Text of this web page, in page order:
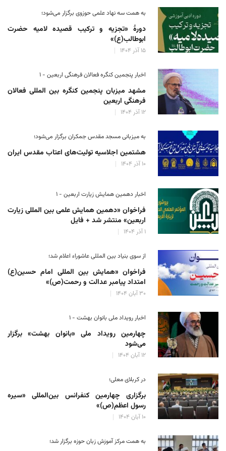
به همت سه نهاد علمی حوزوی برگزار می‌شود؛
دورهٔ «تجزیه و ترکیب قصیده لامیه حضرت
ابوطالب(ع)»
۱۵ آذر ۱۴۰۴
اخبار پنجمین کنگره فعالان فرهنگی اربعین - ۱
مشهد میزبان پنجمین کنگره بین المللی فعالان
فرهنگی اربعین
۱۲ آذر ۱۴۰۴
به میزبانی مسجد مقدس جمکران برگزار می‌شود؛
هشتمین اجلاسیه تولیت‌های اعتاب مقدس ایران
۱۰ آذر ۱۴۰۴
اخبار دهمین همایش زیارت اربعین - ۱
فراخوان «دهمین همایش علمی بین المللی زیارت
اربعین» منتشر شد + فایل
۱ آذر ۱۴۰۴
از سوی بنیاد بین المللی عاشوراء اعلام شد؛
فراخوان «همایش بین المللی امام حسین(ع)
امتداد پیامبر عدالت و رحمت(ص)»
۳۰ آبان ۱۴۰۴
اخبار رویداد ملی بانوان بهشت - ۱
چهارمین رویداد ملی «بانوان بهشت» برگزار
می‌شود
۱۲ آبان ۱۴۰۴
در کربلای معلی؛
برگزاری چهارمین کنفرانس بین‌المللی «سیره
رسول اعظم(ص)»
۱۰ آبان ۱۴۰۴
به همت مرکز آموزش زبان حوزه‌ برگزار شد؛